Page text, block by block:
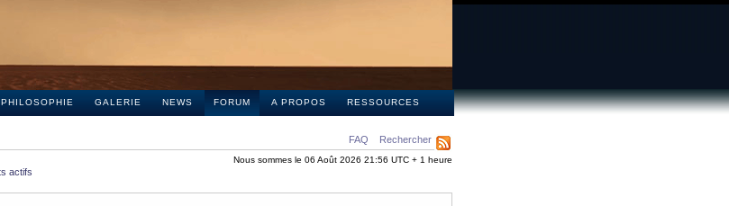
PHILOSOPHIE GALERIE NEWS FORUM A PROPOS RESSOURCES
FAQ Rechercher
Nous sommes le 06 Août 2026 21:56 UTC + 1 heure
actifs